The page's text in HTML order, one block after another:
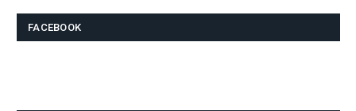
FACEBOOK